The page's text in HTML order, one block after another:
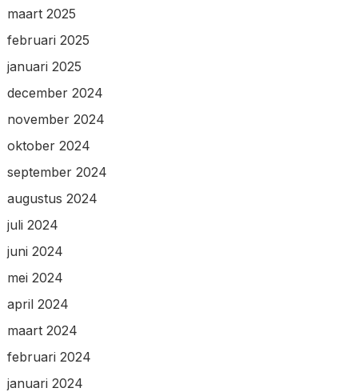
maart 2025
februari 2025
januari 2025
december 2024
november 2024
oktober 2024
september 2024
augustus 2024
juli 2024
juni 2024
mei 2024
april 2024
maart 2024
februari 2024
januari 2024